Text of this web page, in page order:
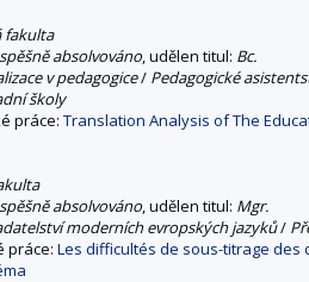
fakulta
absolvováno, udělen titul: Bc.
v pedagogice/ Pedagogické
školy
práce: Translation Analysis of The
absolvováno, udělen titul: Mgr.
moderních evropských jazyků/
práce: Les difficultés de sous-titrage